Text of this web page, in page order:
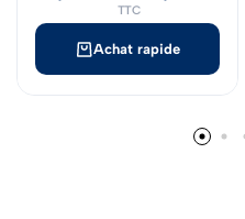
Achat rapide
TTC